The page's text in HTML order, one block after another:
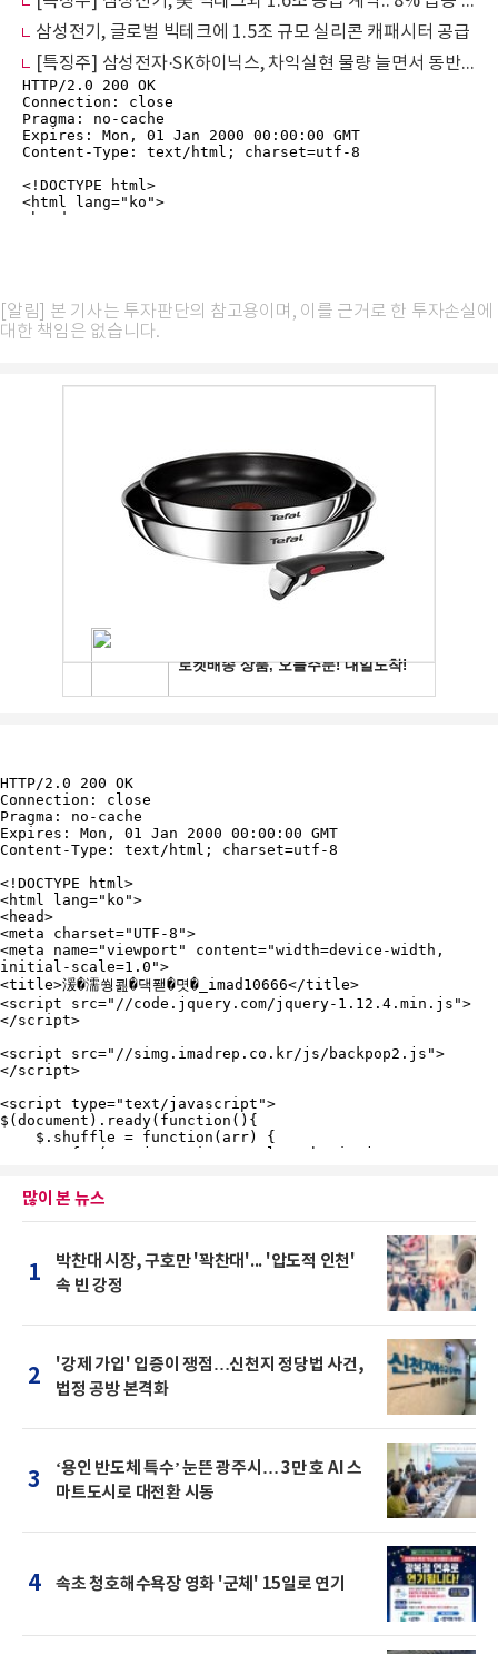
삼성전기, 글로벌 빅테크에 1.5조 규모 실리콘 캐패시터 공급
[특징주] 삼성전자·SK하이닉스, 차익실현 물량 늘면서 동반 '약세'
[알림] 본 기사는 투자판단의 참고용이며, 이를 근거로 한 투자손실에
대한 책임은 없습니다.
많이 본 뉴스
1
박찬대 시장, 구호만 '꽉찬대'... '압도적 인천'
속 빈 강정
2
'강제 가입' 입증이 쟁점…신천지 정당법 사건,
법정 공방 본격화
3
‘용인 반도체 특수’ 눈뜬 광주시… 3만 호 AI 스
마트도시로 대전환 시동
4 속초 청호해수욕장 영화 '군체' 15일로 연기